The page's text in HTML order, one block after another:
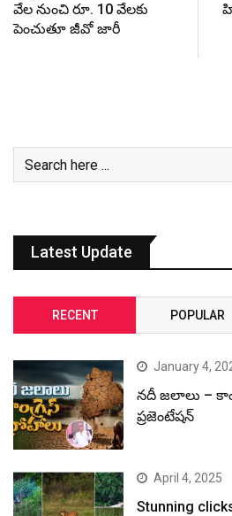
వేల నుంచి రూ. 10 వేల‌కు
పెంచుతూ జీవో జారీ
Latest Update
RECENT POPULAR
January 4,
నదీ జలాలు –
ప్రజెంటేషన్
April 4, 2025
Stunning